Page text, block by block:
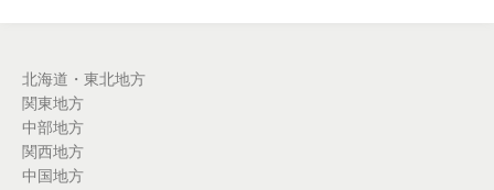
北海道・東北地方
関東地方
中部地方
関西地方
中国地方